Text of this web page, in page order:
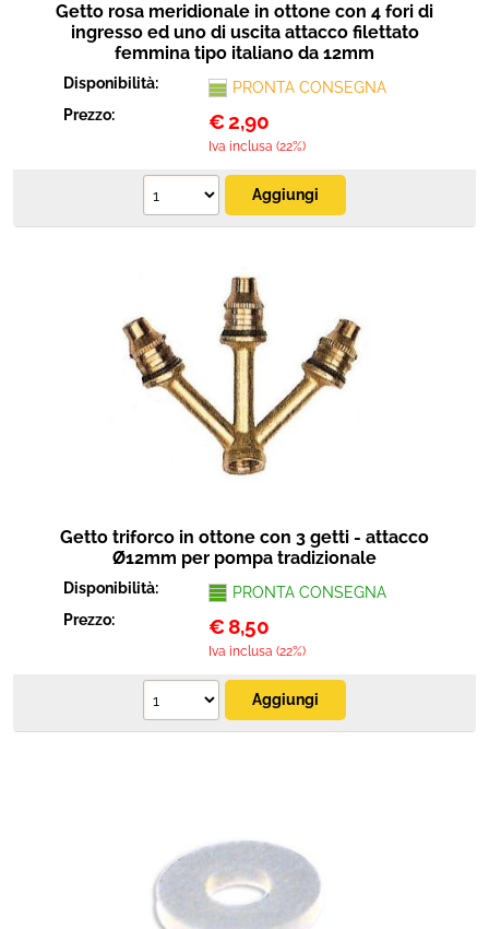
Getto rosa meridionale in ottone con 4 fori di
ingresso ed uno di uscita attacco filettato
femmina tipo italiano da 12mm
Disponibilità:
PRONTA CONSEGNA
Prezzo:
€2,90
Iva inclusa (22%)
Getto triforco in ottone con 3 getti - attacco
Ø12mm per pompa tradizionale
Disponibilità:
PRONTA CONSEGNA
Prezzo:
€8,50
Iva inclusa (22%)